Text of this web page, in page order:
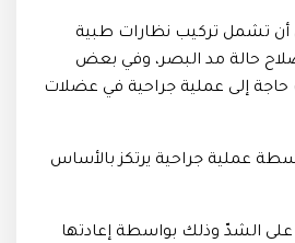
أن تشمل تركيب نظارات طبية
حالة مد البصر، وفي بعض
حاجة إلى عملية جراحية في عضلات
عملية جراحية يرتكز بالأساس
الشدّ وذلك بواسطة إعادتها